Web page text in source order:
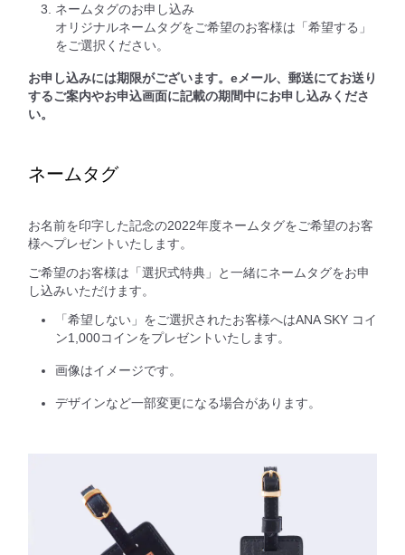
ネームタグのお申し込み
オリジナルネームタグをご希望のお客様は「希望する」
をご選択ください。
お申し込みには期限がございます。eメール、郵送にてお送り
するご案内やお申込画面に記載の期間中にお申し込みくださ
い。
ネームタグ
お名前を印字した記念の2022年度ネームタグをご希望のお客
様へプレゼントいたします。
ご希望のお客様は「選択式特典」と一緒にネームタグをお申
し込みいただけます。
「希望しない」をご選択されたお客様へはANA SKY コイ
ン1,000コインをプレゼントいたします。
画像はイメージです。
デザインなど一部変更になる場合があります。